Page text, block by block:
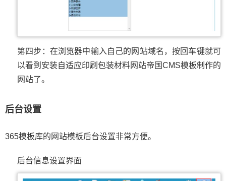
第四步：在浏览器中输入自己的网站域名，按回车键就可
以看到安装自适应印刷包装材料网站帝国CMS模板制作的
网站了。
后台设置
365模板库的网站模板后台设置非常方便。
后台信息设置界面